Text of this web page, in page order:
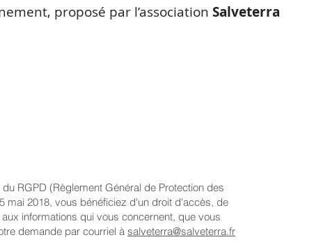
proposé par l’association Salveterra
RGPD (Règlement Général de Protection des
mai 2018, vous bénéficiez d'un droit d'accès, de
informations qui vous concernent, que vous
demande par courriel à salveterra@salveterra.fr